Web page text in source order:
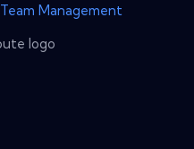
Team Management